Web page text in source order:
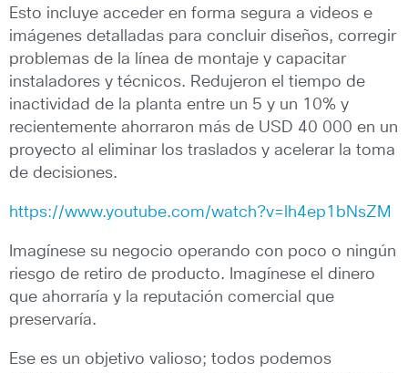
Esto incluye acceder en forma segura a videos e
imágenes detalladas para concluir diseños, corregir
problemas de la línea de montaje y capacitar
instaladores y técnicos. Redujeron el tiempo de
inactividad de la planta entre un 5 y un 10% y
recientemente ahorraron más de USD 40 000 en un
proyecto al eliminar los traslados y acelerar la toma
de decisiones.
https://www.youtube.com/watch?v=lh4ep1bNsZM
Imagínese su negocio operando con poco o ningún
riesgo de retiro de producto. Imagínese el dinero
que ahorraría y la reputación comercial que
preservaría.
Ese es un objetivo valioso; todos podemos